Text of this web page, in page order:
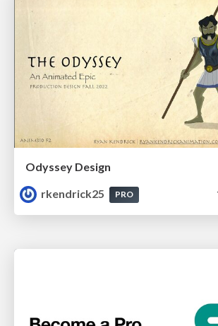
Odyssey Design
rkendrick25
PRO